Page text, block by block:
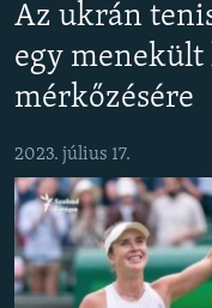
tartalomjegyzékre
Ugrás
VIDEÓK
ELEMZŐ
SZABADON
TÁRSADALOM
DEMOKRÁCIA
A PÉNZ NYOMÁBAN
Az ukrán
egy
mérkőzésére
2023. július 17.